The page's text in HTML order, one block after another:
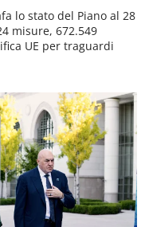
lo stato del Piano al 28
misure, 672.549
UE per traguardi